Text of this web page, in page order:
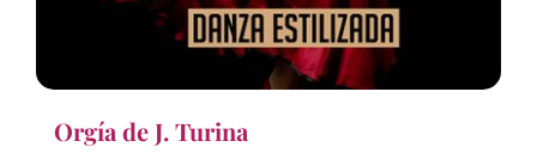
Orgía de J. Turina